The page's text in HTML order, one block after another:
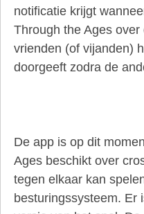
notificatie krijgt
Through the Ages
vrienden (of vijanden)
doorgeeft zodra de
De app is op dit
Ages beschikt over
tegen elkaar kan
besturingssysteem. Er